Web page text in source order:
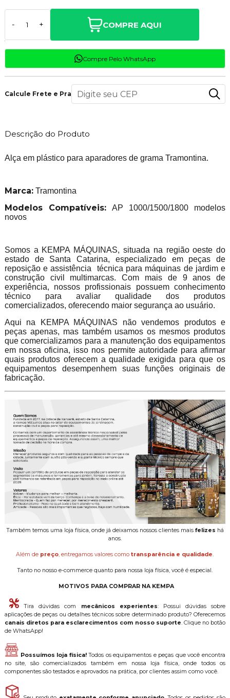
- + COMPRE AQUI
Compre Pelo WhatsApp
Calcule Frete e Prazo
Descrição do Produto
Alça em plástico para aparadores de grama Tramontina.
Marca:Tramontina
Modelos Compatíveis:AP 1000/1500/1800 modelos
novos
Somos a KEMPA MÁQUINAS, situada na região oeste do
estado de Santa Catarina, especializado em peças de
reposição e assistência técnica para máquinas de jardim e
construção civil multimarcas. Com mais de 9 anos de
experiência, nossos profissionais possuem conhecimento
técnico para avaliar qualidade dos produtos
comercializados, oferecendo maior segurança ao usuário.
Aqui na KEMPA MÁQUINAS não vendemos produtos e
peças apenas, mas também usamos os mesmos produtos
que comercializamos para a manutenção dos equipamentos
em nossa oficina, isso nos permite autoridade para afirmar
quais produtos oferecem a qualidade exigida para que os
equipamentos desempenhem suas funções originais de
fabricação.
Também temos uma loja física, onde já deixamos nossos clientes mais felizes há
anos.
Além de preço, entregamos valores comotransparência e qualidade.
Tanto no nosso e-commerce quanto para nossa loja física, você é especial.
MOTIVOS PARA COMPRAR NA KEMPA
Tira dúvidas com mecânicos experientes: Possui dúvidas sobre
aplicações de peças ou detalhes técnicos sobre determinado produto? Oferecemos
canais diretos para esclarecimentos com nosso suporte. Clique no botão
de WhatsApp!
Possuímos loja física!Todos os equipamentos e peças que você encontra
no site, são comercializados também em nossa loja física, onde todos os
componentes são testados e aprovados na prática, por clientes assim como você.